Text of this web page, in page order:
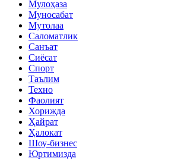
Мулоҳаза
Муносабат
Мутолаа
Саломатлик
Санъат
Сиёсат
Спорт
Таълим
Техно
Фаолият
Хорижда
Ҳайрат
Ҳалокат
Шоу-бизнес
Юртимизда